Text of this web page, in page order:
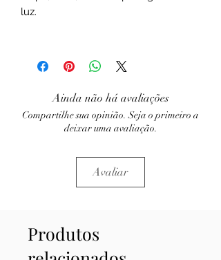
luz.
Ainda não há avaliações
Compartilhe sua opinião. Seja o primeiro a
deixar uma avaliação.
Avaliar
Produtos